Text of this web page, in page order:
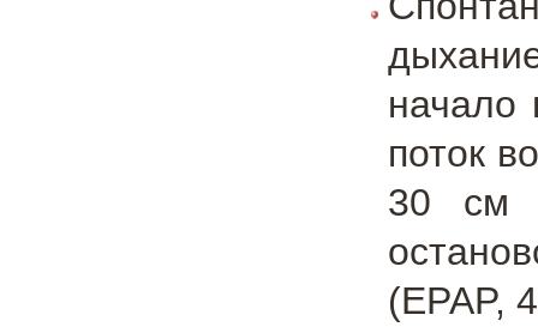
начало
поток
30 см
(EPAP,